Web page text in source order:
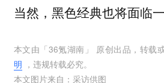
当然，黑色经典也将面临
本文由「36氪湖南 」 原创出品，转载
明 ，违规转载必究。
本文图片来自： 采访供图